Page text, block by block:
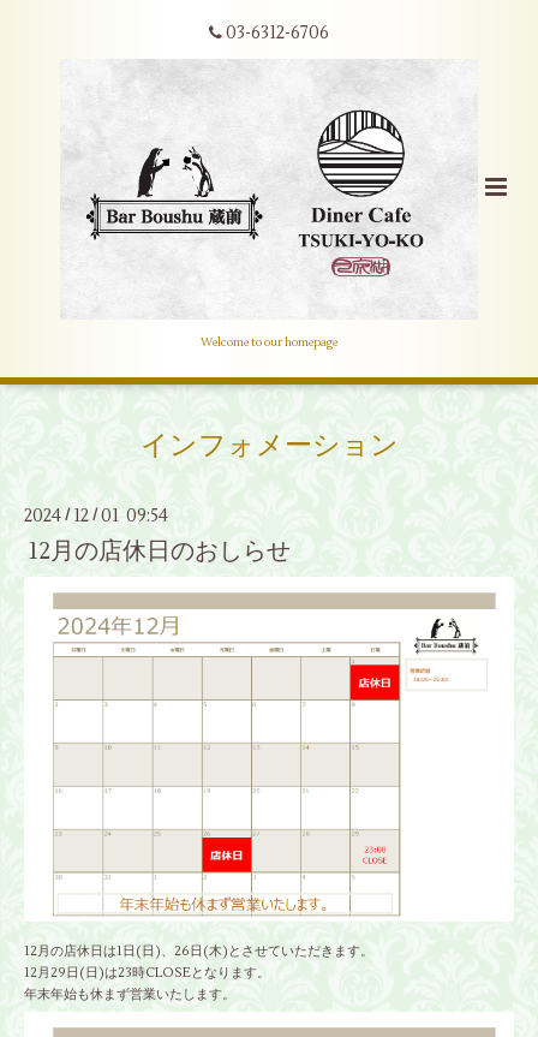
03-6312-6706
Welcome to our homepage
インフォメーション
2024 / 12 /01 09:54
12月の店休日のおしらせ
12月の店休日は1日(日)、26日(木)とさせていただきます。
12月29日(日)は23時CLOSEとなります。
年末年始も休まず営業いたします。